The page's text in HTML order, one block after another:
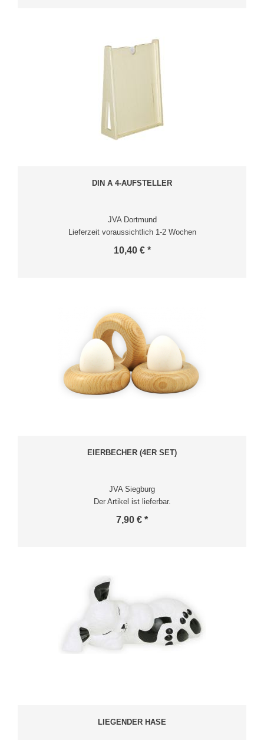
DIN A 4-AUFSTELLER
JVA Dortmund
Lieferzeit voraussichtlich 1-2 Wochen
10,40 € *
EIERBECHER (4ER SET)
JVA Siegburg
Der Artikel ist lieferbar.
7,90 € *
LIEGENDER HASE